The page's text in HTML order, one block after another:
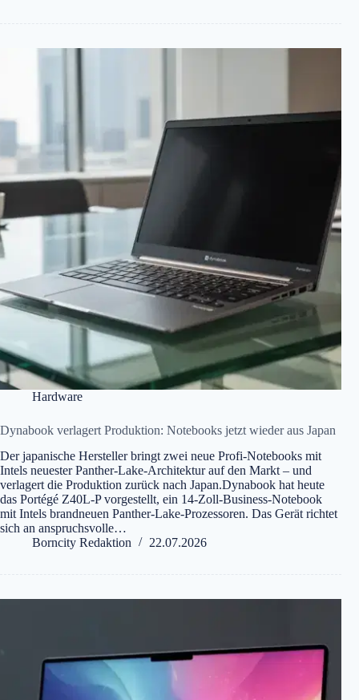
Hardware
Dynabook verlagert Produktion: Notebooks jetzt wieder aus Japan
Der japanische Hersteller bringt zwei neue Profi-Notebooks mit
Intels neuester Panther-Lake-Architektur auf den Markt – und
verlagert die Produktion zurück nach Japan.Dynabook hat heute
das Portégé Z40L-P vorgestellt, ein 14-Zoll-Business-Notebook
mit Intels brandneuen Panther-Lake-Prozessoren. Das Gerät richtet
sich an anspruchsvolle…
Borncity Redaktion
22.07.2026